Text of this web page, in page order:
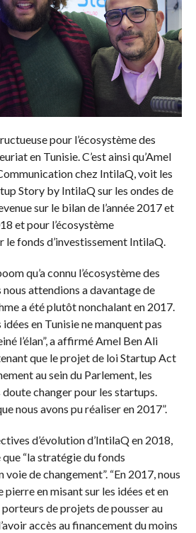
pour l’écosystème des
en Tunisie. C’est ainsi qu’Amel
chez IntilaQ, voit les
Story by IntilaQ sur les ondes de
sur le bilan de l’année 2017 et
et pour l’écosystème
fonds d’investissement IntilaQ.
qu’a connu l’écosystème des
attendions a davantage de
a été plutôt nonchalant en 2017.
en Tunisie ne manquent pas
l’élan”, a affirmé Amel Ben Ali
que le projet de loi Startup Act
au sein du Parlement, les
doute changer pour les startups.
nous avons pu réaliser en 2017”.
d’évolution d’IntilaQ en 2018,
“la stratégie du fonds
voie de changement”. “En 2017, nous
pierre en misant sur les idées et en
de projets de pousser au
accès au financement du moins